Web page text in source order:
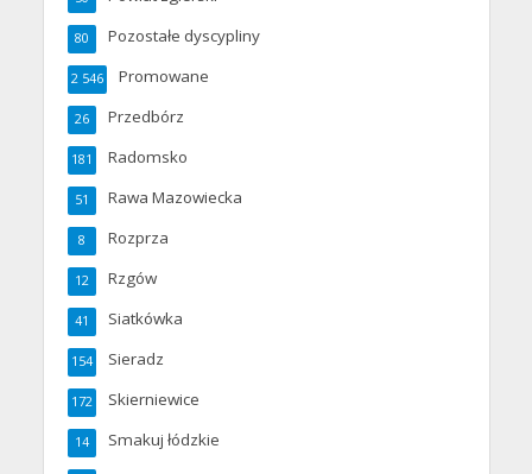
Pozostałe dyscypliny
80
Promowane
2 546
Przedbórz
26
Radomsko
181
Rawa Mazowiecka
51
Rozprza
8
Rzgów
12
Siatkówka
41
Sieradz
154
Skierniewice
172
Smakuj łódzkie
14